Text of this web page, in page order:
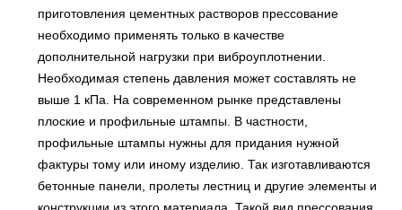
приготовления цементных растворов прессование
необходимо применять только в качестве
дополнительной нагрузки при виброуплотнении.
Необходимая степень давления может составлять не
выше 1 кПа. На современном рынке представлены
плоские и профильные штампы. В частности,
профильные штампы нужны для придания нужной
фактуры тому или иному изделию. Так изготавливаются
бетонные панели, пролеты лестниц и другие элементы и